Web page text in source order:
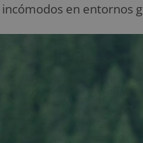
en entornos